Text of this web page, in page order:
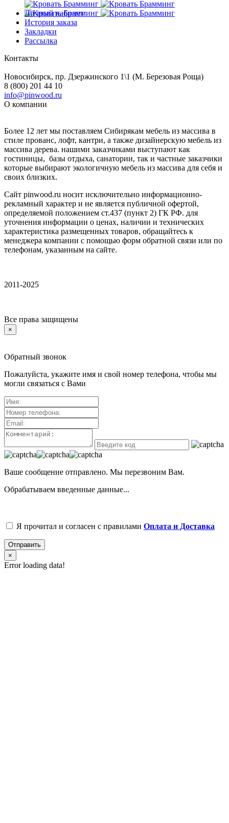
Личный кабинет
История заказа
Закладки
Рассылка
Контакты
Новосибирск, пр. Дзержинского 1\1 (М. Березовая Роща)
8 (800) 201 44 10
info@pinwood.ru
О компании
Более 12 лет мы поставляем Сибирякам мебель из массива в
стиле прованс, лофт, кантри, а также дизайнерскую мебель из
массива дерева. нашими заказчиками выступают как
гостиницы, базы отдыха, санатории, так и частные заказчики
которые выбирают экологичную мебель из массива для себя и
своих близких.
Сайт pinwood.ru носит исключительно информационно-
рекламный характер и не является публичной офертой,
определяемой положением ст.437 (пункт 2) ГК РФ. для
уточнения информации о ценах, наличии и технических
характеристика размещенных товаров, обращайтесь к
менеджера компании с помощью форм обратной связи или по
телефонам, указанным на сайте.
2011-2025
Все права защищены
×
Обратный звонок
Пожалуйста, укажите имя и свой номер телефона, чтобы мы
могли связаться с Вами
Ваше сообщение отправлено. Мы перезвоним Вам.
Обрабатываем введенные данные...
Я прочитал и согласен с правилами Оплата и Доставка
Отправить
×
Error loading data!